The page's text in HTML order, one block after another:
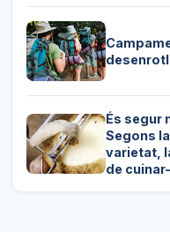
És segur
Segons
varietat,
de